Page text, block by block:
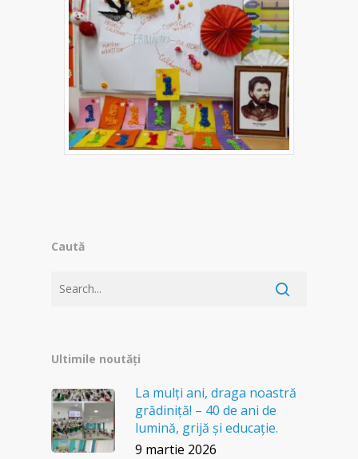
Caută
Ultimile noutăți
La mulți ani, draga noastră
grădiniță! – 40 de ani de
lumină, grijă și educație.
9 martie 2026